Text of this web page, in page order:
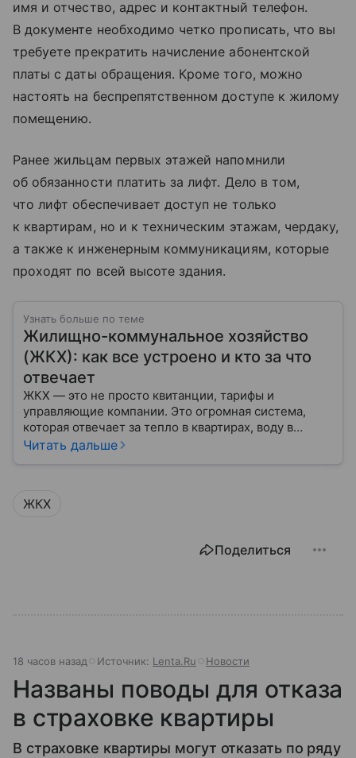
имя и отчество, адрес и контактный телефон.
В документе необходимо четко прописать, что вы
требуете прекратить начисление абонентской
платы с даты обращения. Кроме того, можно
настоять на беспрепятственном доступе к жилому
помещению.
Ранее жильцам первых этажей напомнили
об обязанности платить за лифт. Дело в том,
что лифт обеспечивает доступ не только
к квартирам, но и к техническим этажам, чердаку,
а также к инженерным коммуникациям, которые
проходят по всей высоте здания.
Узнать больше по теме
Жилищно-коммунальное хозяйство
(ЖКХ): как все устроено и кто за что
отвечает
ЖКХ — это не просто квитанции, тарифы и
управляющие компании. Это огромная система,
которая отвечает за тепло в квартирах, воду в
кране, освещение улиц и чистоту во дворах.
Читать дальше
ЖКХ
Поделиться
18 часов назад Источник: Lenta.Ru Новости
Названы поводы для отказа
в страховке квартиры
В страховке квартиры могут отказать по ряду